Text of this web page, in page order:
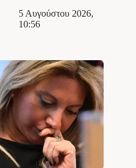
5 Αυγούστου 2026,
10:56